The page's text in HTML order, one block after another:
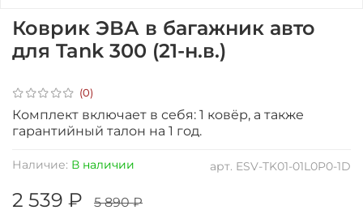
(0)
арт. ESV-TK01-01L0P0-1D
Наличие: В наличии
Коврик ЭВА в багажник авто
для Tank 300 (21-н.в.)
2 539 ₽ 5 890 ₽
Комплект включает в себя: 1 ковёр, а также
гарантийный талон на 1 год.